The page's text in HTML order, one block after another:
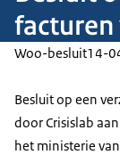
facturen
Woo-besluit14-
Besluit op een
door Crisislab
het ministerie